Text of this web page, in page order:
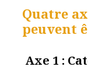
Quatre
peuvent
Axe 1 :